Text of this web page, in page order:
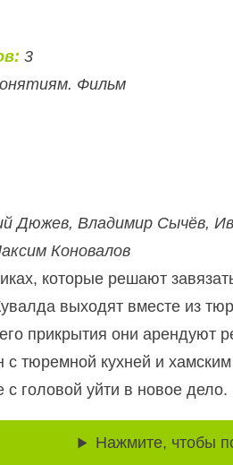
3
Фильм
Дюжев, Владимир Сычёв,
Коновалов
которые решают
выходят вместе из
прикрытия они арендуют
тюремной кухней и
головой уйти в новое дело.
Нажмите, чтобы